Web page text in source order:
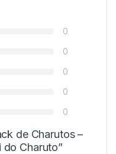
0
0
0
0
0
de Charutos –
do Charuto”